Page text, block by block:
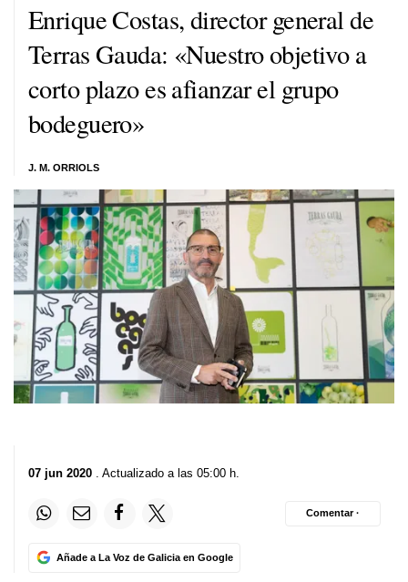
Enrique Costas, director general de
Terras Gauda: «Nuestro objetivo a
corto plazo es afianzar el grupo
bodeguero»
J. M. ORRIOLS
07 jun 2020 . Actualizado a las 05:00 h.
Añade a La Voz de Galicia en Google
Comentar ·